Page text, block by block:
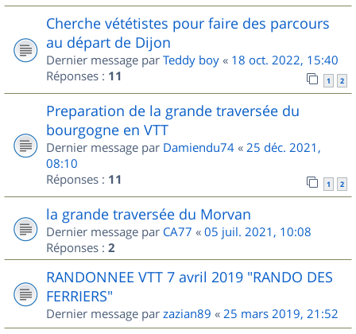
Cherche vététistes pour faire des parcours
au départ de Dijon
Dernier message par Teddy boy « 18 oct. 2022, 15:40
Réponses : 11 1 2
Preparation de la grande traversée du
bourgogne en VTT
Dernier message par Damiendu74 « 25 déc. 2021,
08:10
Réponses : 11 1 2
la grande traversée du Morvan
Dernier message par CA77 « 05 juil. 2021, 10:08
Réponses : 2
RANDONNEE VTT 7 avril 2019 "RANDO DES
FERRIERS"
Dernier message par zazian89 « 25 mars 2019, 21:52